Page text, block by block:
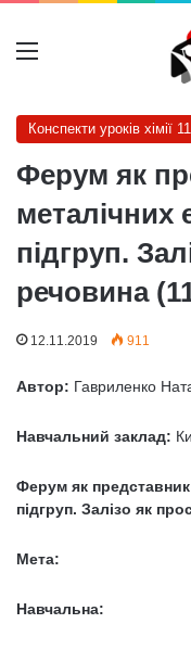
Меню
Конспекти уроків хімії
Ферум як
металічних
підгруп.
речовина
12.11.2019 911
Автор: Гавриленко
Навчальний заклад:
Ферум як представник
підгруп. Залізо як
Мета:
Навчальна: